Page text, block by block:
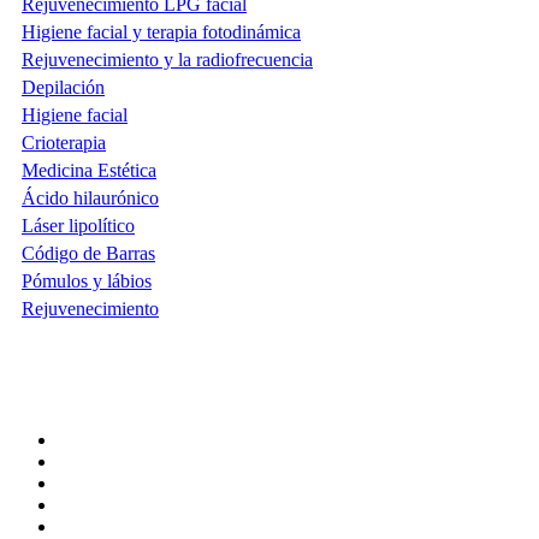
Higiene facial y terapia fotodinámica
Rejuvenecimiento y la radiofrecuencia
Depilación
Higiene facial
Crioterapia
Medicina Estética
Ácido hilaurónico
Láser lipolítico
Código de Barras
Pómulos y lábios
Rejuvenecimiento